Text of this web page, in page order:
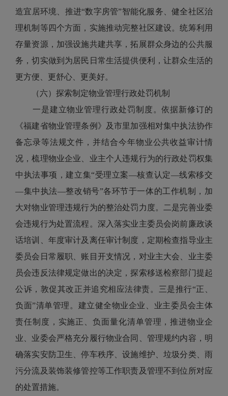
造宜居环境、推进“数字房管”智能化服务、健全社区治
理机制等四个方面，实施推动完整社区建设。统筹利用
存量资源，加强设施共建共享，拓展群众身边的公共服
务，切实做到为居民日常生活提供便利，让群众生活的
更方便、更舒心、更美好。
（六）探索制定物业管理行政处罚机制
一是建立物业管理行政处罚制度。依据新修订的
《福建省物业管理条例》及市里加强相对集中执法协作
备忘录等法规文件，并结合今年物业公共收益审计情
况，梳理物业企业、业主个人违规行为的行政处罚权集
中执法事项，建立集“受理立案—核查认定—线索移交
—集中执法—整改销号”各环节于一体的工作机制，加
大对物业管理违规行为的整治处罚力度。二是完善业委
会违规行为处置流程。深入落实业主委员会岗前廉政谈
话培训、年度审计及离任审计制度，定期检查指导业主
委员会日常履职、账目开支情况，对业主大会、业主委
员会违反法律规定做出的决定，探索移送检察部门提起
公诉，敦促其改正并追究相应法律责。三是推行“正、
负面”清单管理。建立健全物业企业、业主委员会主体
责任制度，实施正、负面量化清单管理，推进物业企
业、业委会严格充分履行物业合同、管理规约内容，明
确落实安防卫生、停车秩序、设施维护、垃圾分类、雨
污分流及装饰装修管控等工作职责及管理不到位所对应
的处置措施。